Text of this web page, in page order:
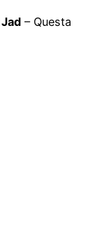
– Questa